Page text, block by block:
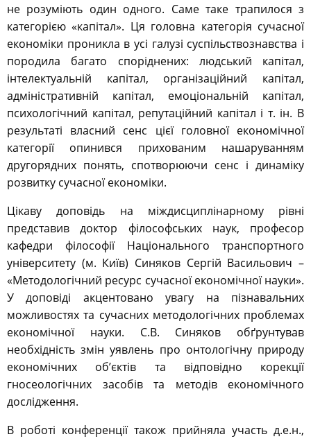
не розуміють один одного. Саме таке трапилося з
категорією «капітал». Ця головна категорія сучасної
економіки проникла в усі галузі суспільствознавства і
породила багато споріднених: людський капітал,
інтелектуальній капітал, організаційний капітал,
адміністративній капітал, емоціональній капітал,
психологічний капітал, репутаційний капітал і т. ін. В
результаті власний сенс цієї головної економічної
категорії опинився прихованим нашаруванням
другорядних понять, спотворюючи сенс і динаміку
розвитку сучасної економіки.
Цікаву доповідь на міждисциплінарному рівні
представив доктор філософських наук, професор
кафедри філософії Національного транспортного
університету (м. Київ) Синяков Сергій Васильович –
«Методологічний ресурс сучасної економічної науки».
У доповіді акцентовано увагу на пізнавальних
можливостях та сучасних методологічних проблемах
економічної науки. С.В. Синяков обґрунтував
необхідність змін уявлень про онтологічну природу
економічних об’єктів та відповідно корекції
гносеологічних засобів та методів економічного
дослідження.
В роботі конференції також прийняла участь д.е.н.,